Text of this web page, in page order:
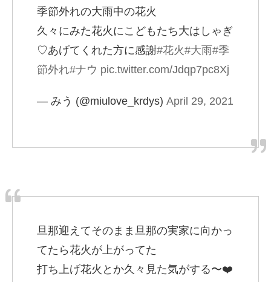
季節外れの大雨中の花火
久々にみた花火にこどもたち大はしゃぎ
♡あげてくれた方に感謝#花火#大雨#季
節外れ#ナウ pic.twitter.com/Jdqp7pc8Xj
— みう (@miulove_krdys) April 29, 2021
旦那迎えてそのまま旦那の実家に向かっ
てたら花火が上がってた
打ち上げ花火とか久々見た気がする〜❤️